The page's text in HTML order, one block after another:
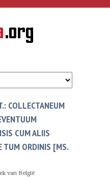
COLLECTANEUM
CUM ALIIS
TUM ORDINIS [MS.
van België